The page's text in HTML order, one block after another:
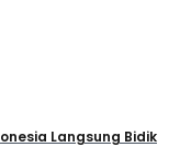
Langsung Bidik